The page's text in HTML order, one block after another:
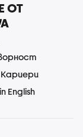
ОТ
Кариери
English